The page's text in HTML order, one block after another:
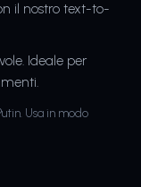
il nostro text-to-
Ideale per
Usa in modo